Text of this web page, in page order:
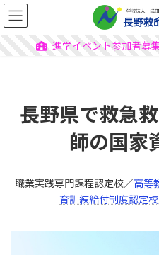
進学イベント参加者募
長野県で救急
師の国家
職業実践専門課程認定校／高等
育訓練給付制度認定校